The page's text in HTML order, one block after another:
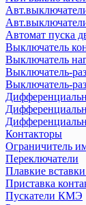
Авт.
Авт.
Авт.
Авт.
Авт.
Авт.
Автомат
Выключатель
Выключатель
Выключатель-
Выключатель-
Автомат пуска
Выключатель
Выключатель
Выключатель-
Выключатель-
Контакторы
Ограничитель
Переключатели
Плавкие
Приставка
Пускатели КМЭ